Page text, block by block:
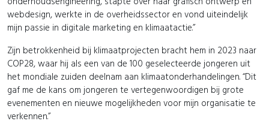
webdesign, werkte in de overheidssector en vond uiteindelijk
mijn passie in digitale marketing en klimaatactie.”
Zijn betrokkenheid bij klimaatprojecten bracht hem in 2023 naar
COP28, waar hij als een van de 100 geselecteerde jongeren uit
het mondiale zuiden deelnam aan klimaatonderhandelingen. “Dit
gaf me de kans om jongeren te vertegenwoordigen bij grote
evenementen en nieuwe mogelijkheden voor mijn organisatie te
verkennen.”